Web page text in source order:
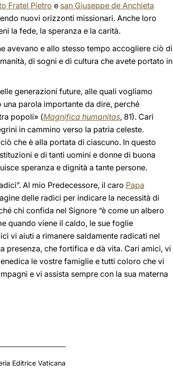
Fratel Pietro e san Giuseppe de Anchieta
nuovi orizzonti missionari. Anche loro
la fede, la speranza e la carità.
avevano e allo stesso tempo accogliere ciò di
di sogni e di cultura che avete portato in
generazioni future, alle quali vogliamo
parola importante da dire, perché
popoli» (Magnifica humanitas, 81). Cari
in cammino verso la patria celeste.
che è alla portata di ciascuno. In questo
e di tanti uomini e donne di buona
speranza e dignità a tante persone.
Al mio Predecessore, il caro Papa
delle radici per indicare la necessità di
chi confida nel Signore “è come un albero
quando viene il caldo, le sue foglie
vi aiuti a rimanere saldamente radicati nel
presenza, che fortifica e dà vita. Cari amici, vi
le vostre famiglie e tutti coloro che vi
e vi assista sempre con la sua materna
Editrice Vaticana